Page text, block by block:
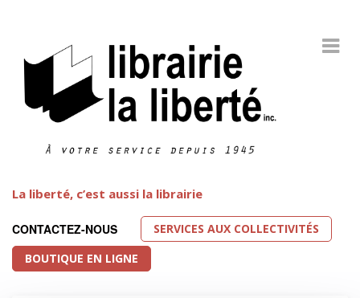
La liberté, c’est aussi la librairie
CONTACTEZ-NOUS
SERVICES AUX COLLECTIVITÉS
BOUTIQUE EN LIGNE